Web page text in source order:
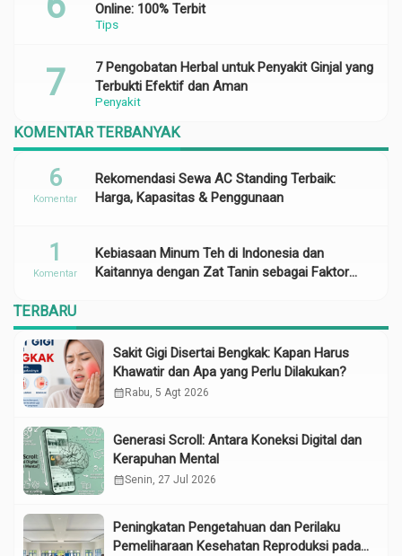
Tips
Online: 100% Terbit
Penyakit
7 Pengobatan Herbal untuk Penyakit Ginjal yang
Terbukti Efektif dan Aman
KOMENTAR TERBANYAK
Rekomendasi Sewa AC Standing Terbaik:
Harga, Kapasitas & Penggunaan
6
Komentar
Kebiasaan Minum Teh di Indonesia dan
Kaitannya dengan Zat Tanin sebagai Faktor
1
Komentar
TERBARU
Sakit Gigi Disertai Bengkak: Kapan Harus
Khawatir dan Apa yang Perlu Dilakukan?
calendar_month Rabu, 5 Agt 2026
Generasi Scroll: Antara Koneksi Digital dan
Kerapuhan Mental
calendar_monthSenin, 27 Jul 2026
Peningkatan Pengetahuan dan Perilaku
Pemeliharaan Kesehatan Reproduksi pada